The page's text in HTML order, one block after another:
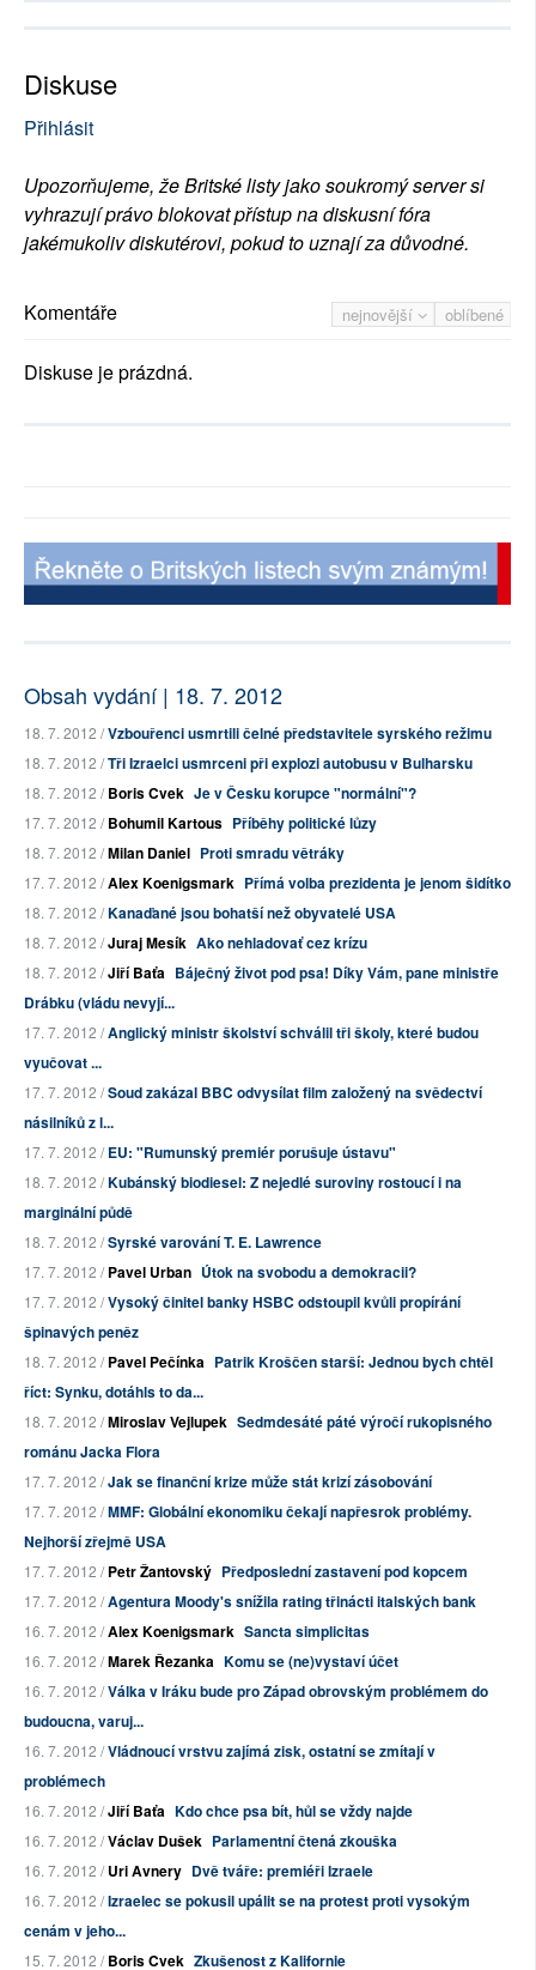
Diskuse
Přihlásit
Upozorňujeme, že Britské listy jako soukromý server si
vyhrazují právo blokovat přístup na diskusní fóra
jakémukoliv diskutérovi, pokud to uznají za důvodné.
nejnovější oblíbené
Komentáře
Diskuse je prázdná.
Obsah vydání | 18. 7. 2012
18. 7. 2012 /Vzbouřenci usmrtili čelné představitele syrského režimu
18. 7. 2012 /Tři Izraelci usmrceni při explozi autobusu v Bulharsku
18. 7. 2012 /Boris Cvek Je v Česku korupce "normální"?
17. 7. 2012 /Bohumil Kartous Příběhy politické lůzy
18. 7. 2012 /Milan Daniel Proti smradu větráky
17. 7. 2012 /Alex Koenigsmark Přímá volba prezidenta je jenom šidítko
18. 7. 2012 /Kanaďané jsou bohatší než obyvatelé USA
18. 7. 2012 /Juraj Mesík Ako nehladovať cez krízu
18. 7. 2012 /Jiří Baťa Báječný život pod psa! Díky Vám, pane ministře
Drábku (vládu nevyjí...
17. 7. 2012 /Anglický ministr školství schválil tři školy, které budou
vyučovat ...
17. 7. 2012 /Soud zakázal BBC odvysílat film založený na svědectví
násilníků z l...
17. 7. 2012 /EU: "Rumunský premiér porušuje ústavu"
18. 7. 2012 /Kubánský biodiesel: Z nejedlé suroviny rostoucí i na
marginální půdě
18. 7. 2012 /Syrské varování T. E. Lawrence
17. 7. 2012 /Pavel Urban Útok na svobodu a demokracii?
17. 7. 2012 /Vysoký činitel banky HSBC odstoupil kvůli propírání
špinavých peněz
18. 7. 2012 /Pavel Pečínka Patrik Kroščen starší: Jednou bych chtěl
říct: Synku, dotáhls to da...
18. 7. 2012 /Miroslav Vejlupek Sedmdesáté páté výročí rukopisného
románu Jacka Flora
17. 7. 2012 /Jak se finanční krize může stát krizí zásobování
17. 7. 2012 /MMF: Globální ekonomiku čekají napřesrok problémy.
Nejhorší zřejmě USA
17. 7. 2012 /Petr Žantovský Předposlední zastavení pod kopcem
17. 7. 2012 /Agentura Moody's snížila rating třinácti italských bank
16. 7. 2012 /Alex Koenigsmark Sancta simplicitas
16. 7. 2012 /Marek Řezanka Komu se (ne)vystaví účet
16. 7. 2012 /Válka v Iráku bude pro Západ obrovským problémem do
budoucna, varuj...
16. 7. 2012 /Vládnoucí vrstvu zajímá zisk, ostatní se zmítají v
problémech
16. 7. 2012 /Jiří Baťa Kdo chce psa bít, hůl se vždy najde
16. 7. 2012 /Václav Dušek Parlamentní čtená zkouška
16. 7. 2012 /Uri Avnery Dvě tváře: premiéři Izraele
16. 7. 2012 /Izraelec se pokusil upálit se na protest proti vysokým
cenám v jeho...
15. 7. 2012 /Boris Cvek Zkušenost z Kalifornie